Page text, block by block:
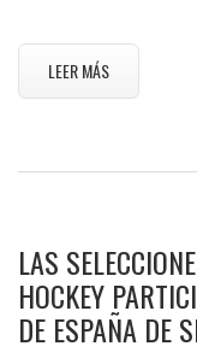
LEER MÁS
LAS
HOCKEY
DE ESPAÑA DE